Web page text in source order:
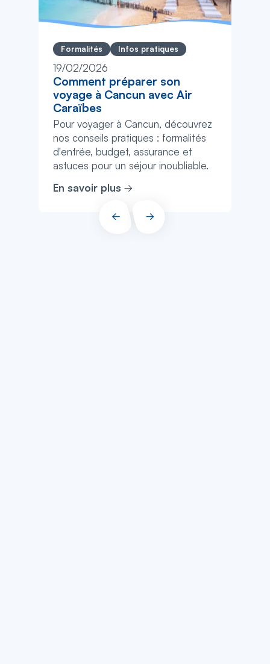
Formalités Infos pratiques
19/02/2026
Comment préparer son
voyage à Cancun avec Air
Caraïbes
Pour voyager à Cancun, découvrez
nos conseils pratiques : formalités
d'entrée, budget, assurance et
astuces pour un séjour inoubliable.
En savoir plus
PRÉCÉDENT
SUIVANT